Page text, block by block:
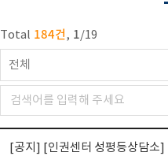
Total 184건, 1/19
전체
[공지] [인권센터 성평등상담소] 아주대학교 구성원